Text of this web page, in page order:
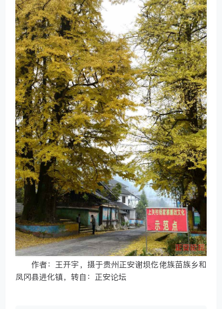
作者：王开宇，摄于贵州正安谢坝仡佬族苗族乡和
凤冈县进化镇，转自：正安论坛